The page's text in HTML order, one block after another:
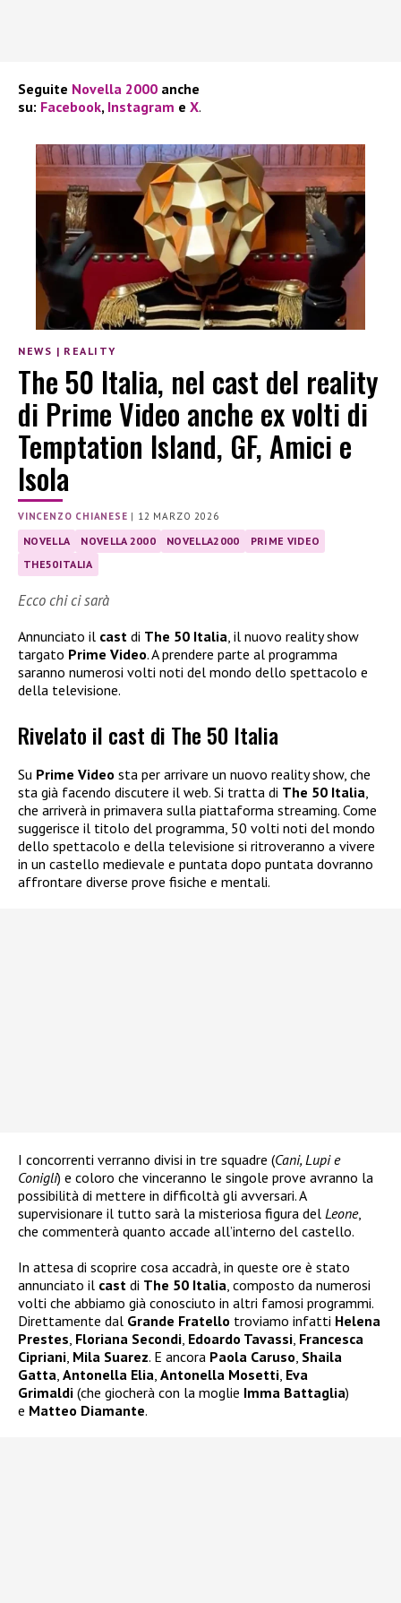
Seguite Novella 2000 anche
su: Facebook, Instagram e X.
NEWS | REALITY
The 50 Italia, nel cast del reality
di Prime Video anche ex volti di
Temptation Island, GF, Amici e
Isola
VINCENZO CHIANESE | 12 MARZO 2026
NOVELLA NOVELLA 2000 NOVELLA2000
PRIME VIDEO
THE50ITALIA
Ecco chi ci sarà
Annunciato il cast di The 50 Italia, il nuovo reality show
targato Prime Video. A prendere parte al programma
saranno numerosi volti noti del mondo dello spettacolo e
della televisione.
Rivelato il cast di The 50 Italia
Su Prime Video sta per arrivare un nuovo reality show, che
sta già facendo discutere il web. Si tratta di The 50 Italia,
che arriverà in primavera sulla piattaforma streaming. Come
suggerisce il titolo del programma, 50 volti noti del mondo
dello spettacolo e della televisione si ritroveranno a vivere
in un castello medievale e puntata dopo puntata dovranno
affrontare diverse prove fisiche e mentali.
I concorrenti verranno divisi in tre squadre (Cani, Lupi e
Conigli) e coloro che vinceranno le singole prove avranno la
possibilità di mettere in difficoltà gli avversari. A
supervisionare il tutto sarà la misteriosa figura del Leone,
che commenterà quanto accade all’interno del castello.
In attesa di scoprire cosa accadrà, in queste ore è stato
annunciato il cast di The 50 Italia, composto da numerosi
volti che abbiamo già conosciuto in altri famosi programmi.
Direttamente dal Grande Fratello troviamo infatti Helena
Prestes, Floriana Secondi, Edoardo Tavassi, Francesca
Cipriani, Mila Suarez. E ancora Paola Caruso, Shaila
Gatta, Antonella Elia, Antonella Mosetti, Eva
Grimaldi (che giocherà con la moglie Imma Battaglia)
e Matteo Diamante.